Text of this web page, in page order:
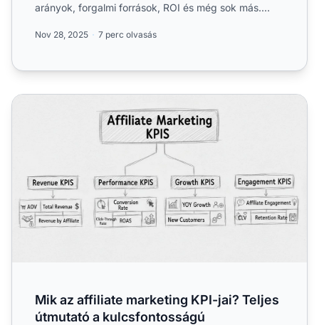
arányok, forgalmi források, ROI és még sok más.
Nov 28, 2025 7 perc olvasás
Mik az affiliate marketing KPI-jai? Teljes útmutató a
Mik az affiliate marketing KPI-jai? Teljes
útmutató a kulcsfontosságú